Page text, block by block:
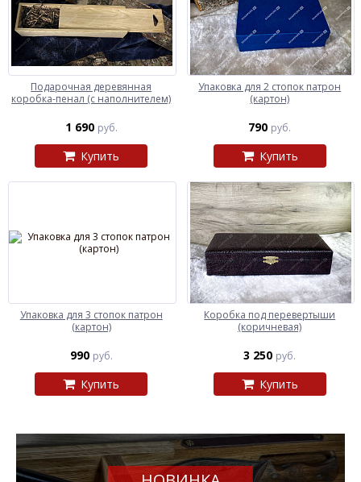
Подарочная деревянная
коробка-пенал (с наполнителем)
1 690 руб.
Купить
Упаковка для 2 стопок патрон
(картон)
790 руб.
Купить
Упаковка для 3 стопок патрон
(картон)
990 руб.
Купить
Коробка под перевертыши
(коричневая)
3 250 руб.
Купить